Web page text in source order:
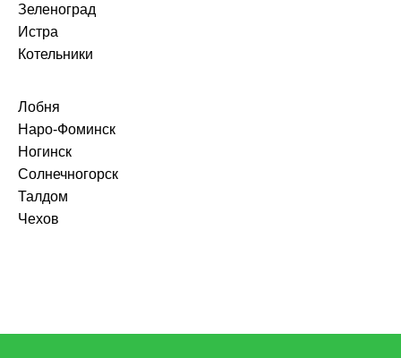
Зеленоград
Истра
Котельники
Лобня
Наро-Фоминск
Ногинск
Солнечногорск
Талдом
Чехов